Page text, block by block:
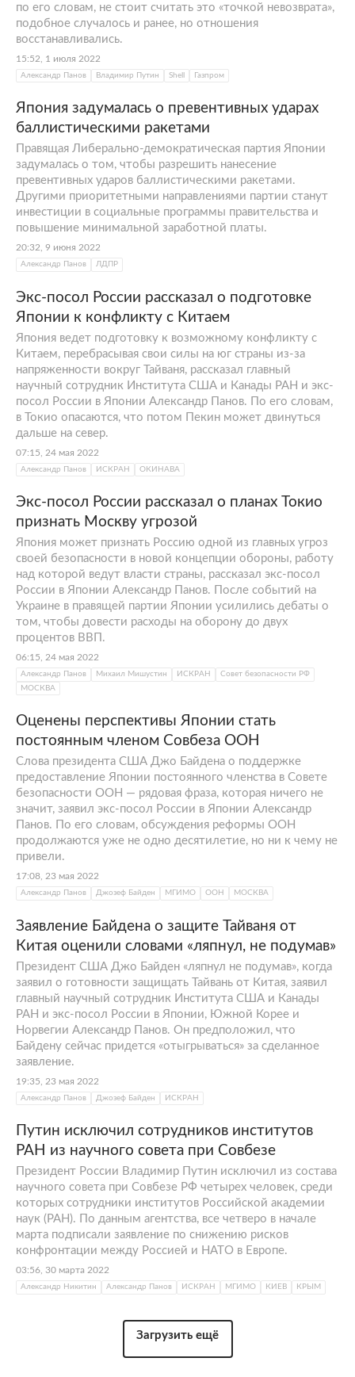
по его словам, не стоит считать это «точкой невозврата»,
подобное случалось и ранее, но отношения
восстанавливались.
15:52, 1 июля 2022
Александр Панов Владимир Путин Shell Газпром
Япония задумалась о превентивных ударах
баллистическими ракетами
Правящая Либерально-демократическая партия Японии
задумалась о том, чтобы разрешить нанесение
превентивных ударов баллистическими ракетами.
Другими приоритетными направлениями партии станут
инвестиции в социальные программы правительства и
повышение минимальной заработной платы.
20:32, 9 июня 2022
Александр Панов ЛДПР
Экс-посол России рассказал о подготовке
Японии к конфликту с Китаем
Япония ведет подготовку к возможному конфликту с
Китаем, перебрасывая свои силы на юг страны из-за
напряженности вокруг Тайваня, рассказал главный
научный сотрудник Института США и Канады РАН и экс-
посол России в Японии Александр Панов. По его словам,
в Токио опасаются, что потом Пекин может двинуться
дальше на север.
07:15, 24 мая 2022
Александр Панов ИСКРАН ОКИНАВА
Экс-посол России рассказал о планах Токио
признать Москву угрозой
Япония может признать Россию одной из главных угроз
своей безопасности в новой концепции обороны, работу
над которой ведут власти страны, рассказал экс-посол
России в Японии Александр Панов. После событий на
Украине в правящей партии Японии усилились дебаты о
том, чтобы довести расходы на оборону до двух
процентов ВВП.
06:15, 24 мая 2022
Александр Панов Михаил Мишустин ИСКРАН
Совет безопасности РФ
МОСКВА
Оценены перспективы Японии стать
постоянным членом Совбеза ООН
Слова президента США Джо Байдена о поддержке
предоставление Японии постоянного членства в Совете
безопасности ООН — рядовая фраза, которая ничего не
значит, заявил экс-посол России в Японии Александр
Панов. По его словам, обсуждения реформы ООН
продолжаются уже не одно десятилетие, но ни к чему не
привели.
17:08, 23 мая 2022
Александр Панов Джозеф Байден МГИМО ООН МОСКВА
Заявление Байдена о защите Тайваня от
Китая оценили словами «ляпнул, не подумав»
Президент США Джо Байден «ляпнул не подумав», когда
заявил о готовности защищать Тайвань от Китая, заявил
главный научный сотрудник Института США и Канады
РАН и экс-посол России в Японии, Южной Корее и
Норвегии Александр Панов. Он предположил, что
Байдену сейчас придется «отыгрываться» за сделанное
заявление.
19:35, 23 мая 2022
Александр Панов Джозеф Байден ИСКРАН
Путин исключил сотрудников институтов
РАН из научного совета при Совбезе
Президент России Владимир Путин исключил из состава
научного совета при Совбезе РФ четырех человек, среди
которых сотрудники институтов Российской академии
наук (РАН). По данным агентства, все четверо в начале
марта подписали заявление по снижению рисков
конфронтации между Россией и НАТО в Европе.
03:56, 30 марта 2022
Александр Никитин Александр Панов ИСКРАН МГИМО КИЕВ КРЫМ
Загрузить ещё